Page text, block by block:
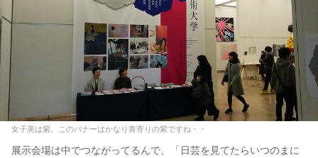
女子美は紫。このバナーはかなり青寄りの紫ですね・・
展示会場は中でつながってるんで、「日芸を見てたらいつのまに